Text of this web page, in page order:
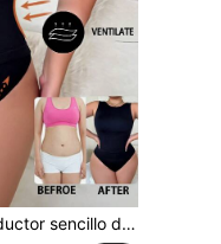
para mujeres de talla grande sin mangas